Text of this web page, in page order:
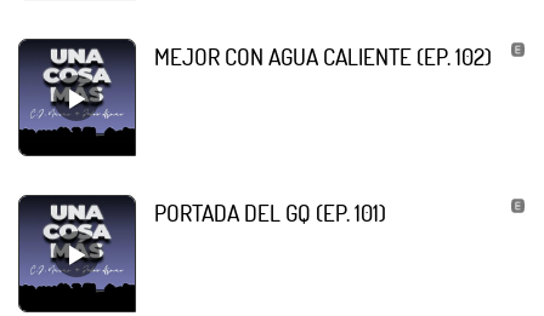
MEJOR CON AGUA CALIENTE (EP. 102)
PORTADA DEL GQ (EP. 101)